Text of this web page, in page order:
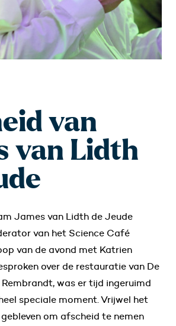
van
van Lidth
James van Lidth de Jeude
van het Science Café
van de avond met Katrien
over de restauratie van De
was er tijd ingeruimd
speciale moment. Vrijwel het
om afscheid te nemen